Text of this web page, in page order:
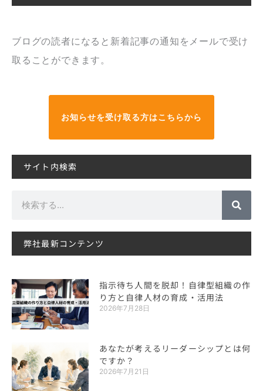
ブログの読者になると新着記事の通知をメールで受け
取ることができます。
お知らせを受け取る方はこちらから
サイト内検索
弊社最新コンテンツ
指示待ち人間を脱却！自律型組織の作
り方と自律人材の育成・活用法
2026年7月28日
あなたが考えるリーダーシップとは何
ですか？
2026年7月21日